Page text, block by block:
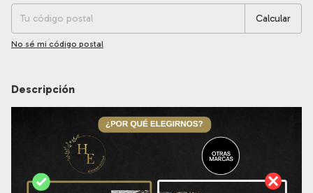
Calcular
No sé mi código postal
Descripción